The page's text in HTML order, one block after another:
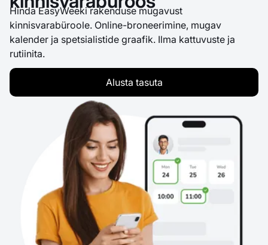
Hinda EasyWeeki rakenduse mugavust
kinnisvarabüroole. Online-broneerimine, mugav
kalender ja spetsialistide graafik. Ilma kattuvuste ja
rutiinita.
Alusta tasuta